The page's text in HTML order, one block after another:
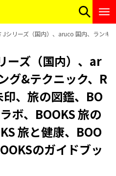
Jシリーズ（国内）、aruco 国内、ランキ
ーズ（国内）、ar
グ&テクニック、R
、旅の図鑑、BO
ボ、BOOKS 旅の
旅と健康、BOO
のガイドブッ